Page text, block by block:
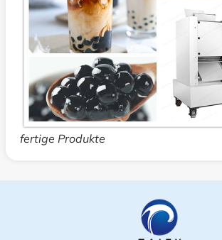
fertige Produkte